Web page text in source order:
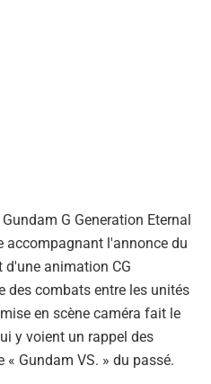
G Generation Eternal
accompagnant l'annonce du
d'une animation CG
des combats entre les unités
en scène caméra fait le
y voient un rappel des
« Gundam VS. » du passé.